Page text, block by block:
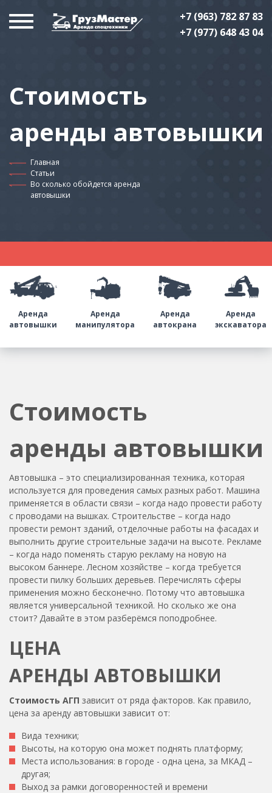
+7 (963) 782 87 83
+7 (977) 648 43 04
Стоимость
аренды автовышки
Главная
Статьи
Во сколько обойдется аренда
автовышки
Аренда
автовышки
Аренда
манипулятора
Аренда
автокрана
Аренда
экскаватора
Стоимость
аренды автовышки
Автовышка – это специализированная техника, которая
используется для проведения самых разных работ. Машина
применяется в области связи – когда надо провести работу
с проводами на вышках. Строительстве – когда надо
провести ремонт зданий, отделочные работы на фасадах и
выполнить другие строительные задачи на высоте. Рекламе
– когда надо поменять старую рекламу на новую на
высоком баннере. Лесном хозяйстве – когда требуется
провести пилку больших деревьев. Перечислять сферы
применения можно бесконечно. Потому что автовышка
является универсальной техникой. Но сколько же она
стоит? Давайте в этом разберёмся поподробнее.
ЦЕНА
АРЕНДЫ АВТОВЫШКИ
Стоимость АГП зависит от ряда факторов. Как правило,
цена за аренду автовышки зависит от:
Вида техники;
Высоты, на которую она может поднять платформу;
Места использования: в городе - одна цена, за МКАД –
другая;
Выход за рамки договоренностей и времени